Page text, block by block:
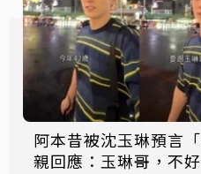
阿本昔被沈玉琳預言
親回應：玉琳哥，不好